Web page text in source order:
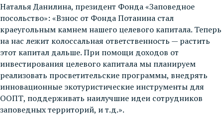
Наталья Данилина, президент Фонда «Заповедное
посольство»: «Взнос от Фонда Потанина стал
краеугольным камнем нашего целевого капитала. Теперь
на нас лежит колоссальная ответственность — растить
этот капитал дальше. При помощи доходов от
инвестирования целевого капитала мы планируем
реализовать просветительские программы, внедрять
инновационные экотуристические инструменты для
ООПТ, поддерживать наилучшие идеи сотрудников
заповедных территорий, и т.д.».